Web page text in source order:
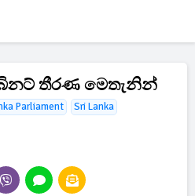
තීරණ මෙතැනින්
Parliament
Sri Lanka